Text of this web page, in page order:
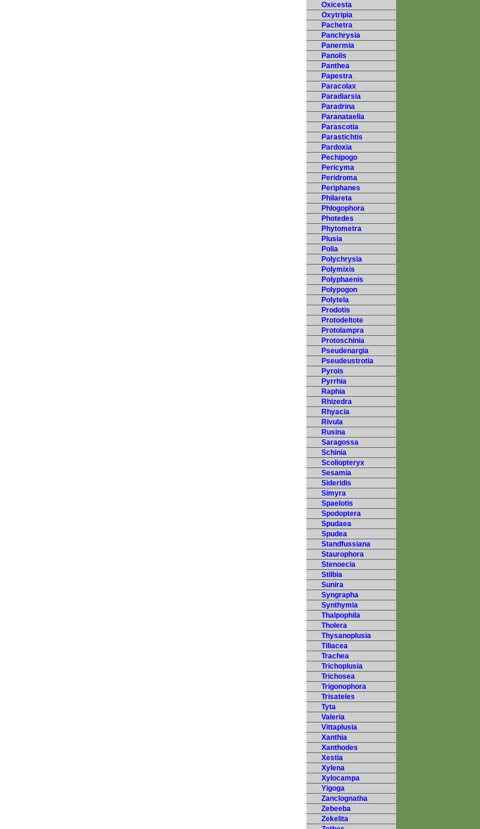
Oxicesta
Oxytripia
Pachetra
Panchrysia
Panermia
Panolis
Panthea
Papestra
Paracolax
Paradiarsia
Paradrina
Paranataelia
Parascotia
Parastichtis
Pardoxia
Pechipogo
Pericyma
Peridroma
Periphanes
Philareta
Phlogophora
Photedes
Phytometra
Plusia
Polia
Polychrysia
Polymixis
Polyphaenis
Polypogon
Polytela
Prodotis
Protodeltote
Protolampra
Protoschinia
Pseudenargia
Pseudeustrotia
Pyrois
Pyrrhia
Raphia
Rhizedra
Rhyacia
Rivula
Rusina
Saragossa
Schinia
Scoliopteryx
Sesamia
Sideridis
Simyra
Spaelotis
Spodoptera
Spudaea
Spudea
Standfussiana
Staurophora
Stenoecia
Stilbia
Sunira
Syngrapha
Synthymia
Thalpophila
Tholera
Thysanoplusia
Tiliacea
Trachea
Trichoplusia
Trichosea
Trigonophora
Trisateles
Tyta
Valeria
Vittaplusia
Xanthia
Xanthodes
Xestia
Xylena
Xylocampa
Yigoga
Zanclognatha
Zebeeba
Zekelita